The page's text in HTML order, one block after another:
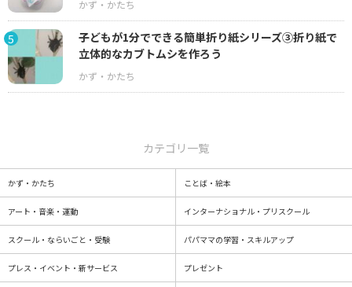
5
子どもが1分でできる簡単折り紙シリーズ③折り紙で
立体的なカブトムシを作ろう
カテゴリ一覧
かず・かたち ことば・絵本
アート・音楽・運動 インターナショナル・プリスクール
スクール・ならいごと・受験 パパママの学習・スキルアップ
プレス・イベント・新サービス プレゼント